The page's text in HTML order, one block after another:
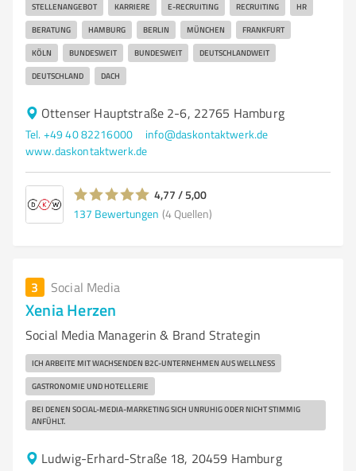
STELLENANGEBOT KARRIERE E-RECRUITING RECRUITING HR
BERATUNG HAMBURG BERLIN MÜNCHEN FRANKFURT
KÖLN BUNDESWEIT BUNDESWEIT DEUTSCHLANDWEIT
DEUTSCHLAND DACH
Ottenser Hauptstraße 2-6, 22765 Hamburg
Tel. +49 40 82216000
info@daskontaktwerk.de
www.daskontaktwerk.de
4,77 / 5,00
137 Bewertungen (4 Quellen)
3 Social Media
Xenia Herzen
Social Media Managerin & Brand Strategin
ICH ARBEITE MIT WACHSENDEN B2C-UNTERNEHMEN AUS WELLNESS
GASTRONOMIE UND HOTELLERIE
BEI DENEN SOCIAL-MEDIA-MARKETING SICH UNRUHIG ODER NICHT STIMMIG
ANFÜHLT.
Ludwig-Erhard-Straße 18, 20459 Hamburg